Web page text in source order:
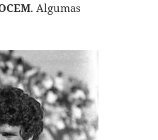
. Algumas